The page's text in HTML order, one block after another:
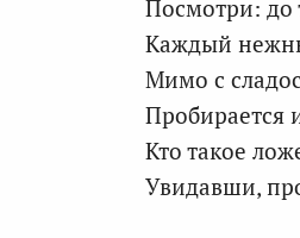
Посмотри: до
Каждый
Мимо с
Пробирается
Кто такое
Увидавши,